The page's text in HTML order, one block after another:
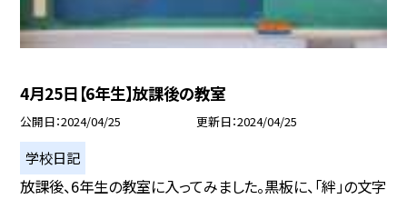
4月25日【6年生】放課後の教室
公開日 2024/04/25 更新日 2024/04/25
学校日記
放課後、6年生の教室に入ってみました。黒板に、「絆」の文字